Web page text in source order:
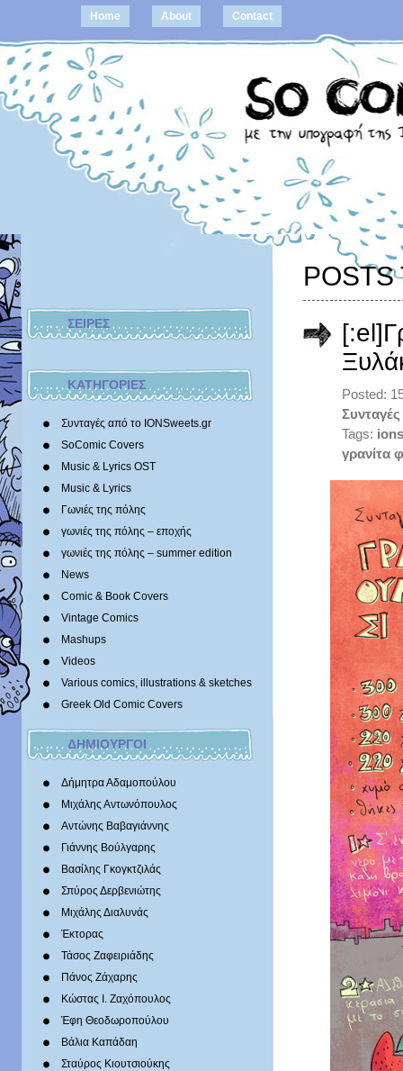
Home About Contact
ΣΕΙΡΕΣ
ΚΑΤΗΓΟΡΙΕΣ
Συνταγές από το IONSweets.gr
SoComic Covers
Music & Lyrics OST
Music & Lyrics
Γωνιές της πόλης
γωνιές της πόλης – εποχής
γωνιές της πόλης – summer edition
News
Comic & Book Covers
Vintage Comics
Mashups
Videos
Various comics, illustrations & sketches
Greek Old Comic Covers
ΔΗΜΙΟΥΡΓΟΙ
Δήμητρα Αδαμοπούλου
Μιχάλης Αντωνόπουλος
Αντώνης Βαβαγιάννης
Γιάννης Βούλγαρης
Βασίλης Γκογκτζιλάς
Σπύρος Δερβενιώτης
Mιχάλης Διαλυνάς
Έκτορας
Τάσος Ζαφειριάδης
Πάνος Ζάχαρης
Κώστας Ι. Ζαχόπουλoς
Έφη Θεοδωροπούλου
Βάλια Καπάδαη
Σταύρος Κιουτσιούκης
POSTS
Posted:
Tags:
γρανίτα